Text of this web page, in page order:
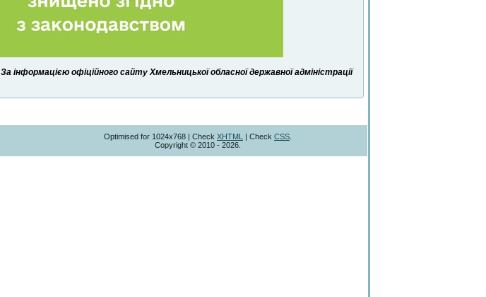
За інформацією офіційного сайту Хмельницької обласної державної адміністрації
Optimised for 1024x768 | Check XHTML | Check CSS
Copyright © 2010 - 2026.